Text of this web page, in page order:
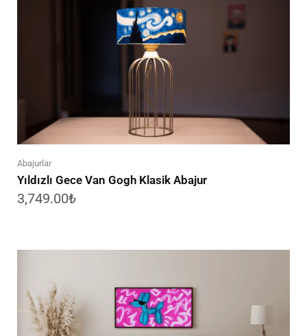
Abajurlar
Yıldızlı Gece Van Gogh Klasik Abajur
3,749.00₺